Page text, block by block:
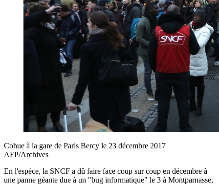
Cohue à la gare de Paris Bercy le 23 décembre 2017
AFP/Archives
En l'espèce, la SNCF a dû faire face coup sur coup en décembre à
une panne géante due à un "bug informatique" le 3 à Montparnasse,